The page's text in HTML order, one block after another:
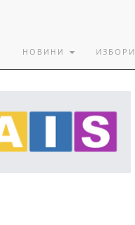
НОВИНИ ИЗБОРИ